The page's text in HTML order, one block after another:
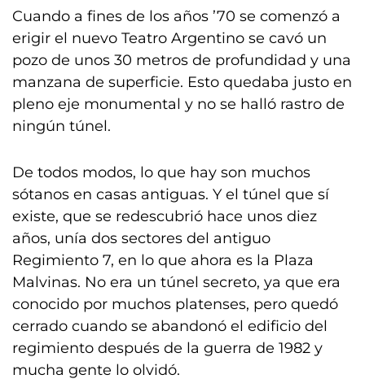
Cuando a fines de los años ’70 se comenzó a
erigir el nuevo Teatro Argentino se cavó un
pozo de unos 30 metros de profundidad y una
manzana de superficie. Esto quedaba justo en
pleno eje monumental y no se halló rastro de
ningún túnel.
De todos modos, lo que hay son muchos
sótanos en casas antiguas. Y el túnel que sí
existe, que se redescubrió hace unos diez
años, unía dos sectores del antiguo
Regimiento 7, en lo que ahora es la Plaza
Malvinas. No era un túnel secreto, ya que era
conocido por muchos platenses, pero quedó
cerrado cuando se abandonó el edificio del
regimiento después de la guerra de 1982 y
mucha gente lo olvidó.